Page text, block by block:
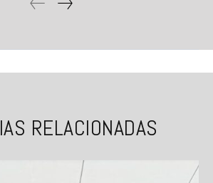
RELACIONADAS